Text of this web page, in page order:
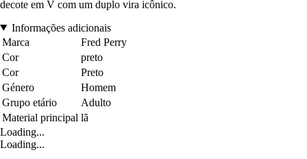
decote em V com um duplo vira icônico.
Informações adicionais
Marca
Fred Perry
Cor
preto
Cor
Preto
Género
Homem
Grupo etário
Adulto
Material principal lã
Loading...
Loading...